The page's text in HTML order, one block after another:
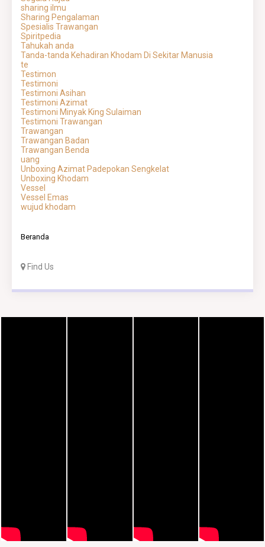
sharing ilmu
Sharing Pengalaman
Spesialis Trawangan
Spiritpedia
Tahukah anda
Tanda-tanda Kehadiran Khodam Di Sekitar Manusia
te
Testimon
Testimoni
Testimoni Asihan
Testimoni Azimat
Testimoni Minyak King Sulaiman
Testimoni Trawangan
Trawangan
Trawangan Badan
Trawangan Benda
uang
Unboxing Azimat Padepokan Sengkelat
Unboxing Khodam
Vessel
Vessel Emas
wujud khodam
Beranda
Find Us